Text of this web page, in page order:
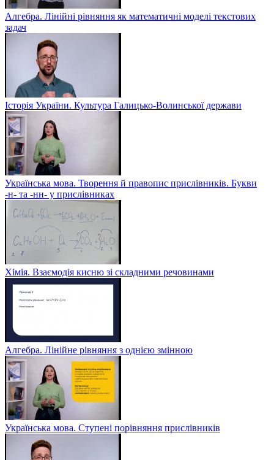
Алгебра. Лінійні рівняння як математичні моделі текстових
задач
Історія України. Культура Галицько-Волинської держави
Українська мова. Творення й правопис прислівників. Букви
-н- та -нн- у прислівниках
Хімія. Взаємодія кисню зі складними речовинами
Алгебра. Лінійне рівняння з однією змінною
Українська мова. Ступені порівняння прислівників